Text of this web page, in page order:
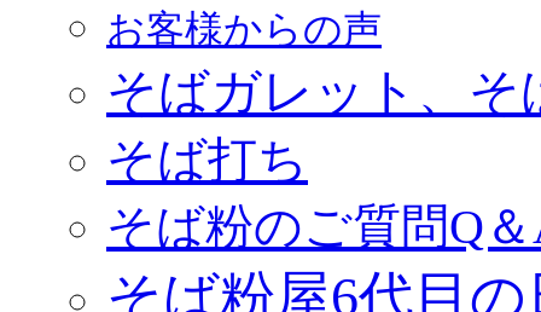
お客様からの声
そばガレット、そ
そば打ち
そば粉のご質問Q
そば粉屋6代目